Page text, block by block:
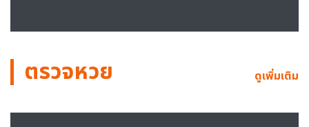
ตรวจหวย ดูเพิ่มเติม